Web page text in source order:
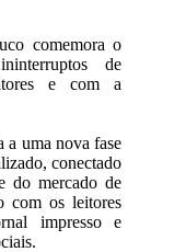
comemora o
de
e com a
a uma nova fase
conectado
do mercado de
com os leitores
impresso e